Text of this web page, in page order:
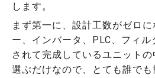
します。
まず第一に、設計工数がゼロ
ー、インバータ、PLC、フィ
されて完成しているユニット
選ぶだけなので、とても誰で